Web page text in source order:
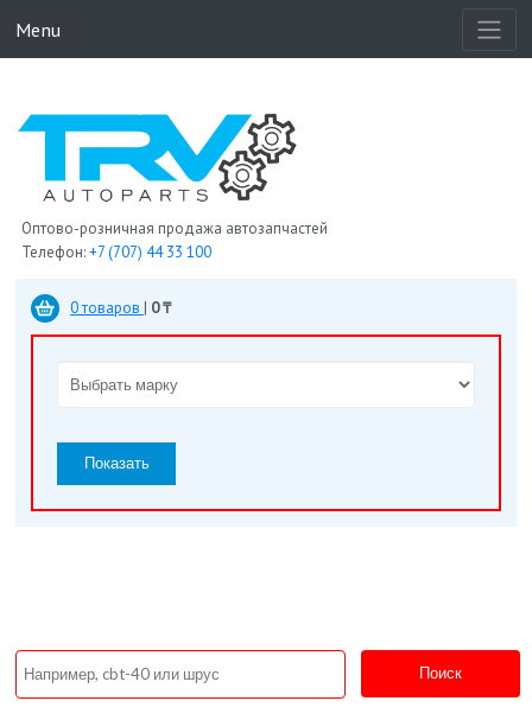
Menu
Оптово-розничная продажа автозапчастей
Телефон:+7 (707) 44 33 100
0 товаров | 0 ₸
Показать
Поиск